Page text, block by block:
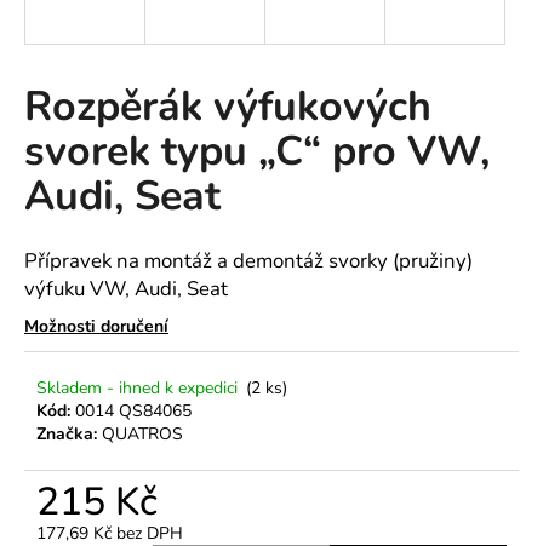
Rozpěrák výfukových
svorek typu „C“ pro VW,
Audi, Seat
Přípravek na montáž a demontáž svorky (pružiny)
výfuku VW, Audi, Seat
Možnosti doručení
Skladem - ihned k expedici (2 ks)
Kód: 0014 QS84065
Značka: QUATROS
215 Kč
177,69 Kč bez DPH
í
t
?
HLEDAT
D
o
p
o